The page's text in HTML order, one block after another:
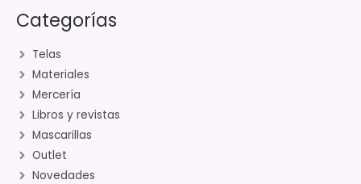
Categorías
Telas
Materiales
Mercería
Libros y revistas
Mascarillas
Outlet
Novedades